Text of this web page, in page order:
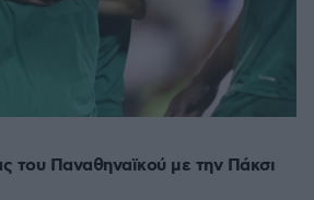
του Παναθηναϊκού με την Πάκσι